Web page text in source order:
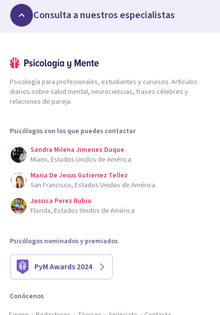
Consulta a nuestros especialistas
Psicología para profesionales, estudiantes y curiosos. Artículos
diarios sobre salud mental, neurociencias, frases célebres y
relaciones de pareja.
Psicólogos con los que puedes contactar
Sandra Milena Jimenez Duque
Miami, Estados Unidos de América
Maria De Jesus Gutierrez Tellez
San Francisco, Estados Unidos de América
Jessica Perez Rubio
Florida, Estados Unidos de América
Psicólogos nominados y premiados
PyM Awards 2024
Conócenos